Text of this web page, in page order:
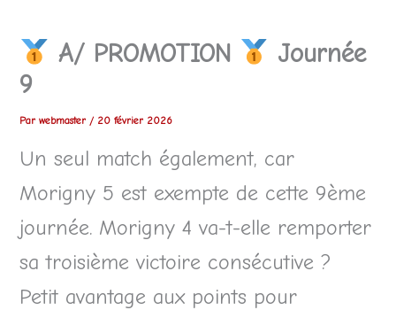
A/ PROMOTION
Journée
9
Parwebmaster / 20 février 2026
Un seul match également, car
Morigny 5 est exempte de cette 9ème
journée. Morigny 4 va-t-elle remporter
sa troisième victoire consécutive ?
Petit avantage aux points pour